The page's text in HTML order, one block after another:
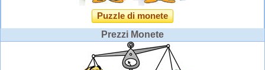
Puzzle di monete
Prezzi Monete